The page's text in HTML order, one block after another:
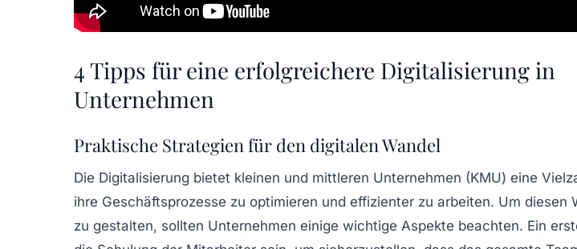
4 Tipps für eine erfolgreichere Digitalisierung in
Unternehmen
Praktische Strategien für den digitalen Wandel
Die Digitalisierung bietet kleinen und mittleren Unternehmen (KMU) eine
ihre Geschäftsprozesse zu optimieren und effizienter zu arbeiten. Um diesen
zu gestalten, sollten Unternehmen einige wichtige Aspekte beachten. Ein